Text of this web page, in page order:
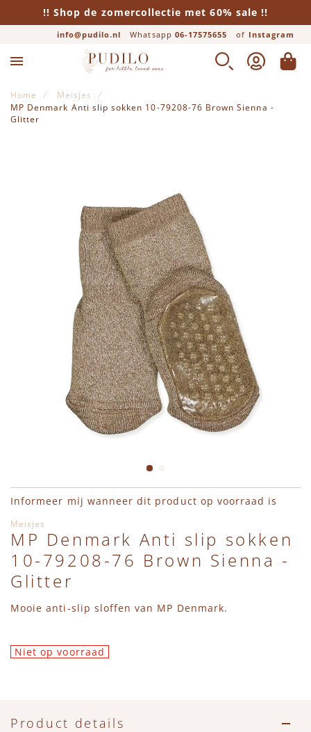
!! Shop de zomercollectie met 60% sale !!
info@pudilo.nl Whatsapp 06-17575655 of Instagram
ZOEK ACCOUNT
Home
Meisjes
MP Denmark Anti slip sokken 10-79208-76 Brown Sienna -
Glitter
Ga naar het begin van de afbeeldingen-gallerij
Informeer mij wanneer dit product op voorraad is
Meisjes
MP Denmark Anti slip sokken
10-79208-76 Brown Sienna -
Glitter
Mooie anti-slip sloffen van MP Denmark.
Niet op voorraad
Product details